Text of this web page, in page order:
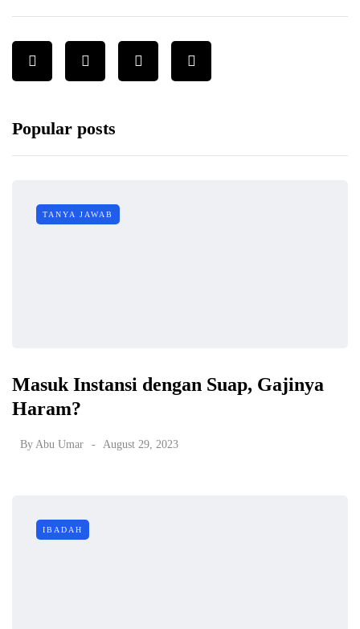
Popular posts
TANYA JAWAB
Masuk Instansi dengan Suap, Gajinya
Haram?
By Abu Umar August 29, 2023
IBADAH